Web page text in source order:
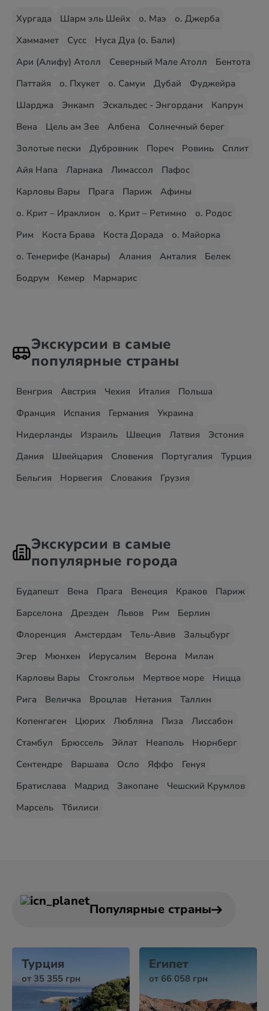
Хургада Шарм эль Шейх о. Маэ
о. Джерба
Хаммамет
Сусс
Нуса Дуа (о. Бали)
Ари (Алифу) Атолл
Северный Мале Атолл
Бентота
Паттайя
о. Пхукет о. Самуи Дубай
Фуджейра
Шарджа
Энкамп Эскальдес - Энгордани
Капрун
Вена
Цель ам Зее Албена
Солнечный берег
Золотые пески
Дубровник Пореч Ровинь
Сплит
Айя Напа
Ларнака Лимассол
Пафос
Карловы Вары
Прага Париж
Афины
о. Крит – Ираклион
о. Крит – Ретимно
о. Родос
Рим
Коста Брава Коста Дорада
о. Майорка
о. Тенерифе (Канары)
Алания Анталия
Белек
Бодрум
Кемер Мармарис
Экскурсии в самые
популярные страны
Венгрия Австрия Чехия Италия
Польша
Франция
Испания Германия
Украина
Нидерланды
Израиль Швеция Латвия
Эстония
Дания
Швейцария Словения Португалия
Турция
Бельгия
Норвегия Словакия Грузия
Экскурсии в самые
популярные города
Будапешт Вена Прага Венеция Краков
Париж
Барселона
Дрезден Львов Рим
Берлин
Флоренция
Амстердам Тель-Авив
Зальцбург
Эгер
Мюнхен Иерусалим Верона
Милан
Карловы Вары
Стокгольм Мертвое море
Ницца
Рига
Величка Вроцлав Нетания
Таллин
Копенгаген
Цюрих Любляна Пиза
Лиссабон
Стамбул
Брюссель Эйлат Неаполь
Нюрнберг
Сентендре
Варшава Осло Яффо
Генуя
Братислава
Мадрид Закопане
Чешский Крумлов
Марсель
Тбилиси
Популярные страны
Турция
от 35 355 грн
Египет
от 66 058 грн